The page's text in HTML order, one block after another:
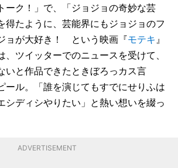
ーク！」で、「ジョジョの奇妙な芸
得たように、芸能界にもジョジョのフ
ョが大好き！ という映画『モテキ』
ツイッターでのニュースを受けて、
いと作品できたときぼろっカス言
ール。「誰を演じてもすでにせりふは
シディシやりたい」と熱い想いを綴っ
ADVERTISEMENT